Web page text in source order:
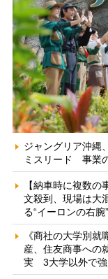
ジャングリア沖縄
ミスリード 事業
【納車時に複数の
文殺到、現場は大
る“イーロンの右腕
《商社の大学別
産、住友商事への
実 3大学以外で強